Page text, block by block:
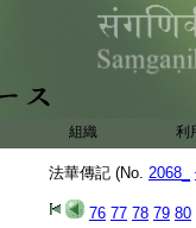
組織 利
法華傳記 (No. 2068_
76 77 78 79 80
見化佛及文殊。廼
救亡親。即於翻經
嚴室内。香水散灑
中。光中
見亡
善哉聖王 自 5
生忉利天 供養之
奉事彌勒 聞法悟
即覺在淨室一部造